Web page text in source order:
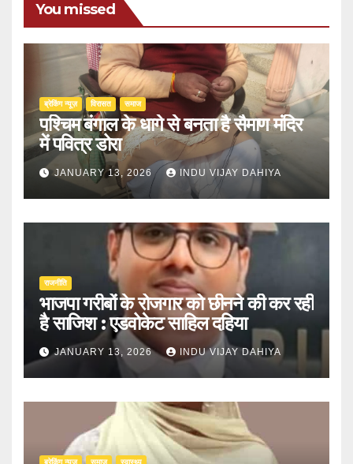
You missed
ब्रेकिंग न्यूज़ ‍‍विरासत समाज
पश्चिम बंगाल के धागे से बनता है सैमाण मंदिर
में पवित्र डोरा
JANUARY 13, 2026 INDU VIJAY DAHIYA
राजनीति
भाजपा गरीबों के रोजगार को छीनने की कर रही
है साजिश : एडवोकेट साहिल दहिया
JANUARY 13, 2026 INDU VIJAY DAHIYA
ब्रेकिंग न्यूज़ समाज स्वास्थ्य